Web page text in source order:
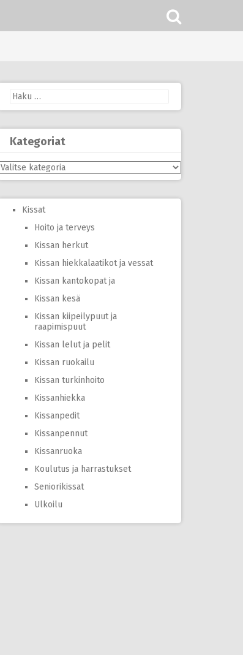
Haku:
Kategoriat
Kategoriat
Kissat
Hoito ja terveys
Kissan herkut
Kissan hiekkalaatikot ja vessat
Kissan kantokopat ja
Kissan kesä
Kissan kiipeilypuut ja
raapimispuut
Kissan lelut ja pelit
Kissan ruokailu
Kissan turkinhoito
Kissanhiekka
Kissanpedit
Kissanpennut
Kissanruoka
Koulutus ja harrastukset
Seniorikissat
Ulkoilu